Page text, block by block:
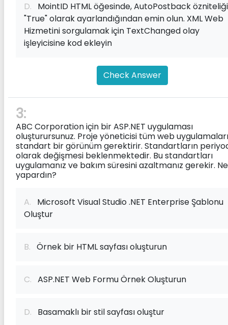
D. MointID HTML öğesinde, AutoPostback
"True" olarak ayarlandığından emin olun. XML Web
Hizmetini sorgulamak için TextChanged olay
işleyicisine kod ekleyin
Check Answer
3:
ABC Corporation için bir ASP.NET uygulaması
oluşturursunuz. Proje yöneticisi tüm web
standart bir görünüm gerektirir. Standartların
olarak değişmesi beklenmektedir. Bu standartları
uygulamanız ve bakım süresini azaltmanız gerekir. Ne
yapardın?
A. Microsoft Visual Studio .NET Enterprise Şablonu
Oluştur
B. Örnek bir HTML sayfası oluşturun
C. ASP.NET Web Formu Örnek Oluşturun
D. Basamaklı bir stil sayfası oluştur